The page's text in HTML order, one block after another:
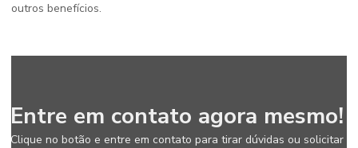
outros benefícios.
Entre em contato agora mesmo!
Clique no botão e entre em contato para tirar dúvidas ou solicitar